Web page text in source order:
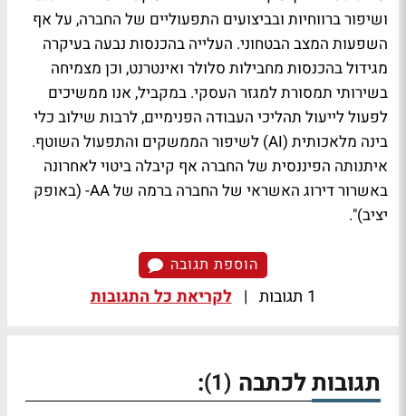
ושיפור ברווחיות ובביצועים התפעוליים של החברה, על אף
השפעות המצב הבטחוני. העלייה בהכנסות נבעה בעיקרה
מגידול בהכנסות מחבילות סלולר ואינטרנט, וכן מצמיחה
בשירותי תמסורת למגזר העסקי. במקביל, אנו ממשיכים
לפעול לייעול תהליכי העבודה הפנימיים, לרבות שילוב כלי
בינה מלאכותית (AI) לשיפור הממשקים והתפעול השוטף.
איתנותה הפיננסית של החברה אף קיבלה ביטוי לאחרונה
באשרור דירוג האשראי של החברה ברמה של AA- (באופק
יציב)".
הוספת תגובה
1 תגובות | לקריאת כל התגובות
תגובות לכתבה (1)
: